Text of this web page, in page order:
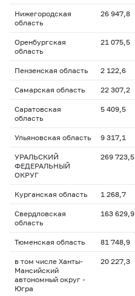
Нижегородская
область
26 947,8
Оренбургская
область
21 075,5
Пензенская область 2 122,6
Самарская область 22 307,2
Саратовская
область
5 409,5
Ульяновская область 9 317,1
УРАЛЬСКИЙ
ФЕДЕРАЛЬНЫЙ
ОКРУГ
269 723,5
Курганская область 1 268,7
Свердловская
область
163 629,9
Тюменская область 81 748,9
в том числе Ханты-
Мансийский
автономный округ -
Югра
20 227,3